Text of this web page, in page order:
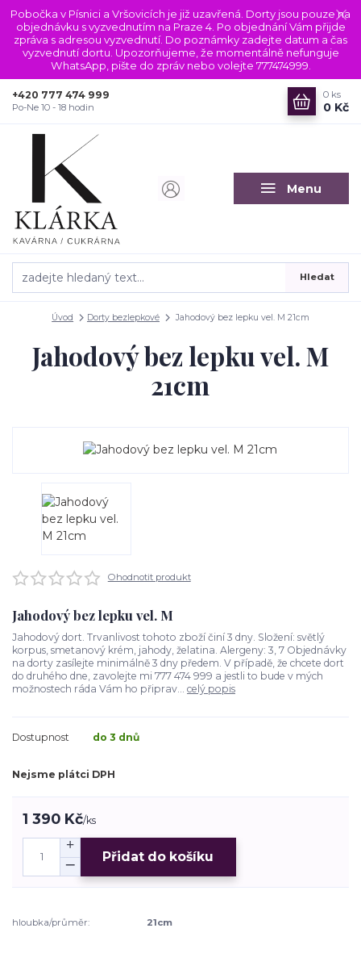
Pobočka v Písnici a Vršovicích je již uzavřená. Dorty jsou pouze na
objednávku s vyzvednutím na Praze 4. Po objednání Vám přijde
zpráva s adresou vyzvednutí. Do poznámky zadejte datum a čas
vyzvednutí dortu. Upozorňujeme, že momentálně nefunguje
WhatsApp, pište do zpráv nebo volejte 777474999.
Menu
Hledat
+420 777 474 999
Po-Ne 10 - 18 hodin
0 ks
0 Kč
Úvod Dorty bezlepkové Jahodový bez lepku vel. M 21cm
Jahodový bez lepku vel. M
21cm
Ohodnotit produkt
Jahodový bez lepku vel. M
Jahodový dort. Trvanlivost tohoto zboží činí 3 dny. Složení: světlý
korpus, smetanový krém, jahody, želatina. Alergeny: 3, 7 Objednávky
na dorty zasílejte minimálně 3 dny předem. V případě, že chcete dort
do druhého dne, zavolejte mi 777 474 999 a jestli to bude v mých
možnostech ráda Vám ho připrav... celý popis
Dostupnost do 3 dnů
Nejsme plátci DPH
1 390 Kč/ks
Přidat do košíku
hloubka/průměr: 21cm